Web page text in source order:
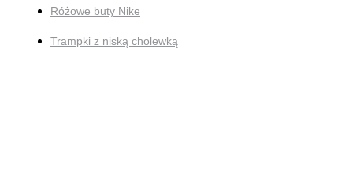
Różowe buty Nike
Trampki z niską cholewką